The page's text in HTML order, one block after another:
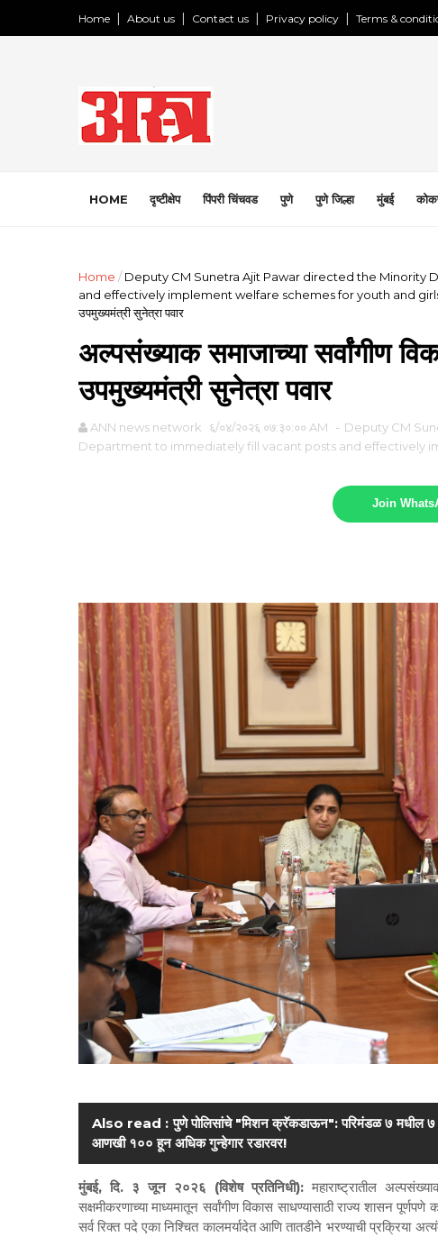
Home About us Contact us Privacy policy Terms &
HOME दृष्टीक्षेप पिंपरी चिंचवड पुणे पुणे जिल्हा मुंबई
Home / Deputy CM Sunetra Ajit Pawar directed the
and effectively implement welfare schemes for youth and
उपमुख्यमंत्री सुनेत्रा पवार
अल्पसंख्याक समाजाच्या सर्वांगीण
उपमुख्यमंत्री सुनेत्रा पवार
ANN news network ६/०४/२०२६ ०७:३०:०० AM - Deputy CM
Department to immediately fill vacant posts and effectively
Join
Also read : पुणे पोलिसांचे "मिशन क्रॅकडाऊन": परिमंडळ ७ मधील ७
आणखी १०० हून अधिक गुन्हेगार रडारवर!
मुंबई, दि. ३ जून २०२६ (विशेष प्रतिनिधी): महाराष्ट्रातील
सक्षमीकरणाच्या माध्यमातून सर्वांगीण विकास साधण्यासाठी राज्य शासन
सर्व रिक्त पदे एका निश्चित कालमर्यादेत आणि तातडीने भरण्याची प्रक्रिया